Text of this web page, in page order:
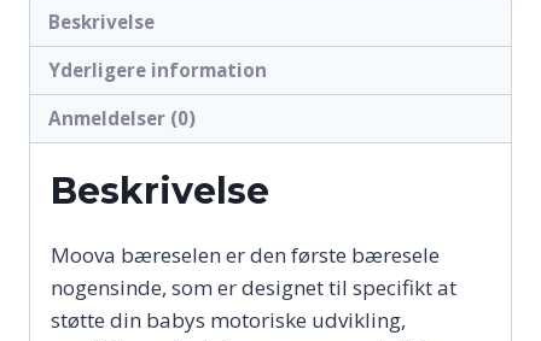
Beskrivelse
Yderligere information
Anmeldelser (0)
Beskrivelse
Moova bæreselen er den første bæresele
nogensinde, som er designet til specifikt at
støtte din babys motoriske udvikling,